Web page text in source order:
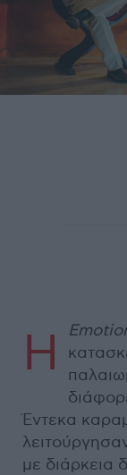
Η
Έντεκα
με διάρκεια